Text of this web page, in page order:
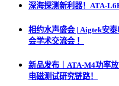
深海探测新利器！ATA-
相约水声盛会 | Aigtek安
会学术交流会 ！
新品发布｜ATA-M4功率
电磁测试研究链路！